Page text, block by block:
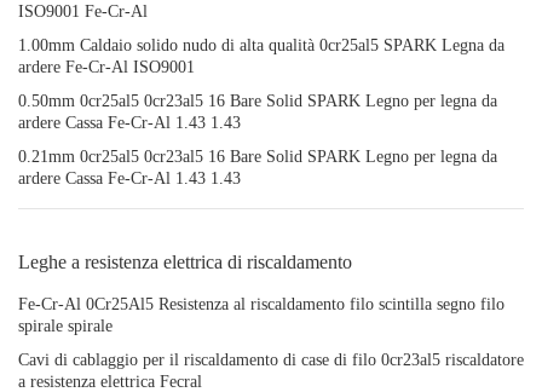
ISO9001 Fe-Cr-Al
1.00mm Caldaio solido nudo di alta qualità 0cr25al5 SPARK Legna da
ardere Fe-Cr-Al ISO9001
0.50mm 0cr25al5 0cr23al5 16 Bare Solid SPARK Legno per legna da
ardere Cassa Fe-Cr-Al 1.43 1.43
0.21mm 0cr25al5 0cr23al5 16 Bare Solid SPARK Legno per legna da
ardere Cassa Fe-Cr-Al 1.43 1.43
Leghe a resistenza elettrica di riscaldamento
Fe-Cr-Al 0Cr25Al5 Resistenza al riscaldamento filo scintilla segno filo
spirale spirale
Cavi di cablaggio per il riscaldamento di case di filo 0cr23al5 riscaldatore
a resistenza elettrica Fecral